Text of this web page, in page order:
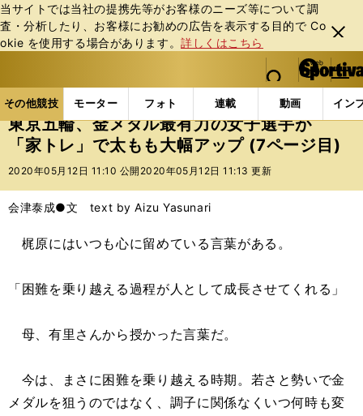
当サイトでは当社の提携先等がお客様のニーズ等について調
査・分析したり、お客様にお勧めの広告を表⽰する⽬的で Co
okie を使⽤する場合があります。詳しくはこちら
閉じ
る
web Sportiva (webスポルティーバ)
検索
マイペ
ー
ジ
メニュ
その他競技 モーター フォト 連載 動画 イン
ス
ポ
ル
バ
その他競技の記事一覧 その他競技 その他 東京
東京五輪、金メダル最有力の女子選手が
「家トレ」で太もも大幅アップ (7ページ目)
2020年05月12日 11:10 公開 2020年05月12日 11:13 更新
会津泰成●文 text by Aizu Yasunari
梶原にはいつも心に留めている言葉がある。
「困難を乗り越える過程が人として成長させてくれる」
母、有里さんから授かった言葉だ。
今は、まさに困難を乗り越える時期。若さと勢いで金
メダルを狙うのではなく、調子に関係なくいつ何時も変